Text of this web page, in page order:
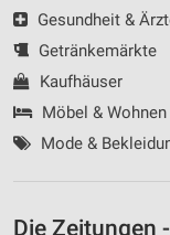
Gesundheit &
Getränkemärkte
Kaufhäuser
Möbel & Wohnen
Mode &
Die Zeitungen